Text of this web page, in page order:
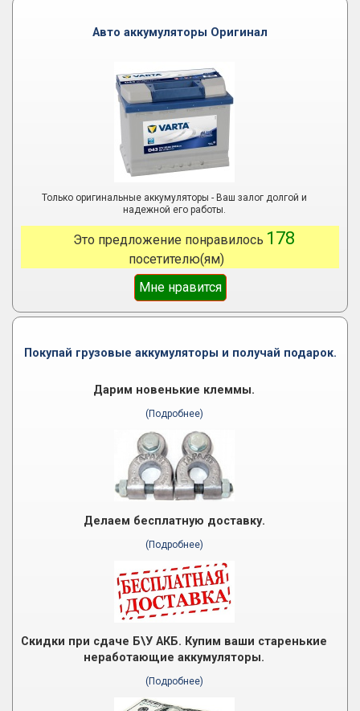
Авто аккумуляторы Оригинал
Только оригинальные аккумуляторы - Ваш залог долгой и
надежной его работы.
Это предложение понравилось 178
посетителю(ям)
Мне нравится
Покупай грузовые аккумуляторы и получай подарок.
Дарим новенькие клеммы.
(Подробнее)
Делаем бесплатную доставку.
(Подробнее)
Скидки при сдаче Б\У АКБ. Купим ваши старенькие
неработающие аккумуляторы.
(Подробнее)